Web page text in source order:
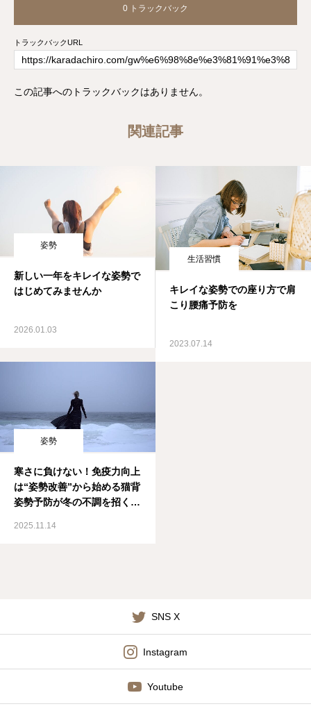
0 トラックバック
トラックバックURL
この記事へのトラックバックはありません。
関連記事
姿勢
新しい一年をキレイな姿勢で
はじめてみませんか
2026.01.03
生活習慣
キレイな姿勢での座り方で肩
こり腰痛予防を
2023.07.14
姿勢
寒さに負けない！免疫力向上
は“姿勢改善”から始める猫背
姿勢予防が冬の不調を招く理
2025.11.14
SNS X
Instagram
Youtube